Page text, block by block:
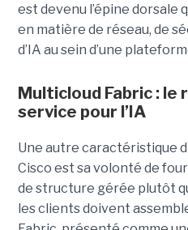
est devenu l’épine dorsale
en matière de réseau, de
d’IA au sein d’une
Multicloud Fabric : le
service pour l’IA
Une autre caractéristique
Cisco est sa volonté de
de structure gérée plutôt
les clients doivent